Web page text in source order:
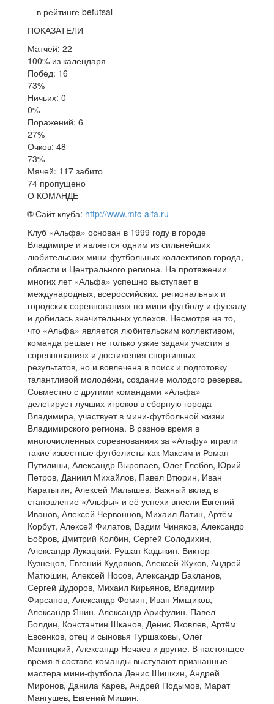
в рейтинге befutsal
ПОКАЗАТЕЛИ
Матчей: 22
100% из календаря
Побед: 16
73%
Ничьих: 0
0%
Поражений: 6
27%
Очков: 48
73%
Мячей: 117 забито
74 пропущено
О КОМАНДЕ
🌐 Сайт клуба: http://www.mfc-alfa.ru
Клуб «Альфа» основан в 1999 году в городе
Владимире и является одним из сильнейших
любительских мини-футбольных коллективов города,
области и Центрального региона. На протяжении
многих лет «Альфа» успешно выступает в
международных, всероссийских, региональных и
городских соревнованиях по мини-футболу и футзалу
и добилась значительных успехов. Несмотря на то,
что «Альфа» является любительским коллективом,
команда решает не только узкие задачи участия в
соревнованиях и достижения спортивных
результатов, но и вовлечена в поиск и подготовку
талантливой молодёжи, создание молодого резерва.
Совместно с другими командами «Альфа»
делегирует лучших игроков в сборную города
Владимира, участвует в мини-футбольной жизни
Владимирского региона. В разное время в
многочисленных соревнованиях за «Альфу» играли
такие известные футболисты как Максим и Роман
Путилины, Александр Выропаев, Олег Глебов, Юрий
Петров, Даниил Михайлов, Павел Втюрин, Иван
Каратыгин, Алексей Малышев. Важный вклад в
становление «Альфы» и её успехи внесли Евгений
Иванов, Алексей Червоннов, Михаил Латин, Артём
Корбут, Алексей Филатов, Вадим Чиняков, Александр
Бобров, Дмитрий Колбин, Сергей Солодихин,
Александр Лукацкий, Рушан Кадыкин, Виктор
Кузнецов, Евгений Кудряков, Алексей Жуков, Андрей
Матюшин, Алексей Носов, Александр Бакланов,
Сергей Дудоров, Михаил Кирьянов, Владимир
Фирсанов, Александр Фомин, Иван Ямщиков,
Александр Янин, Александр Арифулин, Павел
Болдин, Константин Шканов, Денис Яковлев, Артём
Евсенков, отец и сыновья Туршаковы, Олег
Магницкий, Александр Нечаев и другие. В настоящее
время в составе команды выступают признанные
мастера мини-футбола Денис Шишкин, Андрей
Миронов, Данила Карев, Андрей Подымов, Марат
Мангушев, Евгений Мишин.